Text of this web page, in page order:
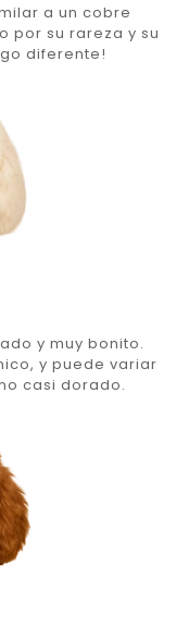
a un cobre
por su rareza y su
diferente!
y muy bonito.
y puede variar
casi dorado.